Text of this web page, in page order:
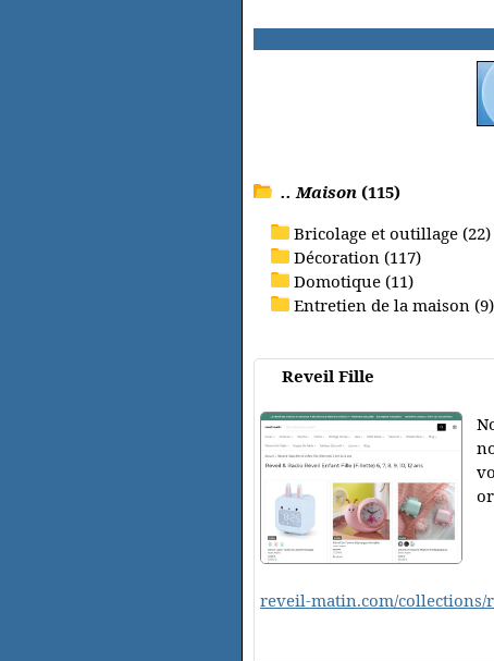
.. Maison (115)
Bricolage et outillage (22)
Décoration (117)
Domotique (11)
Entretien de la maison (9)
Reveil Fille
reveil-matin.com/